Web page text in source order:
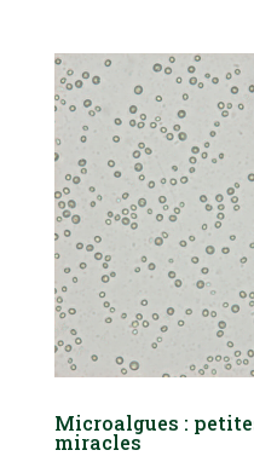
Microalgues :
miracles